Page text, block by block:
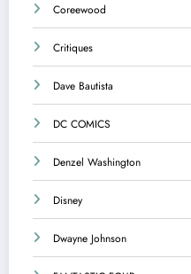
Coreewood
Critiques
Dave Bautista
DC COMICS
Denzel Washington
Disney
Dwayne Johnson